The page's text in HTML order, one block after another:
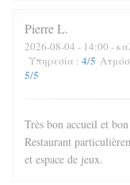
PierreL
2026-08-04 - 14:00 -
Υπηρεσία : 4/5
5/5
Très bon accueil et
Restaurant
et espace de jeux.